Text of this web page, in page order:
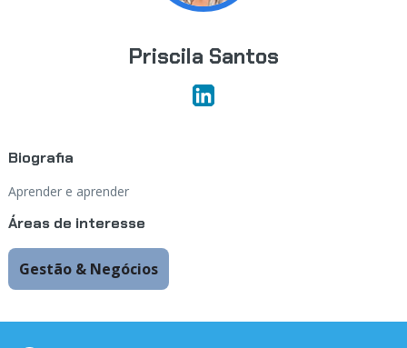
Priscila Santos
Biografia
Aprender e aprender
Áreas de interesse
Gestão & Negócios